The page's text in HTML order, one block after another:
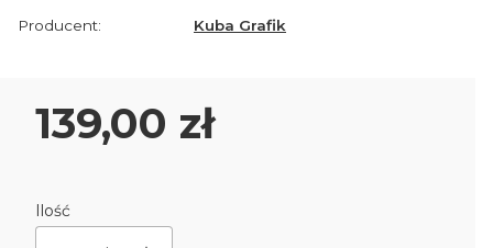
Producent:
Kuba Grafik
Cena
139,00 zł
Ilość